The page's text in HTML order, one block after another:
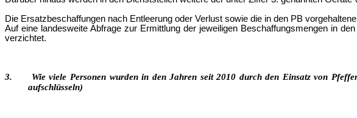
Die Ersatzbeschaffungen nach Entleerung oder Verlust sowie die in den PB
Auf eine landesweite Abfrage zur Ermittlung der jeweiligen Beschaffungsmengen in
verzichtet.
3.
Wie viele Personen wurden in den Jahren seit 2010 durch den Einsatz von
aufschlüsseln)